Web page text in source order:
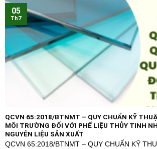
QCVN 65:2018/BTNMT – QUY CHUẨN KỸ
MÔI TRƯỜNG ĐỐI VỚI PHẾ LIỆU THỦY TINH
NGUYÊN LIỆU SẢN XUẤT
QCVN 65:2018/BTNMT – QUY CHUẨN KỸ
05
Th7